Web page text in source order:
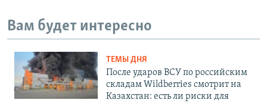
Вам будет интересно
ТЕМЫ ДНЯ
После ударов ВСУ по российским
складам Wildberries смотрит на
Казахстан: есть ли риски для